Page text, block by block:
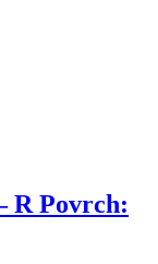
R Povrch: